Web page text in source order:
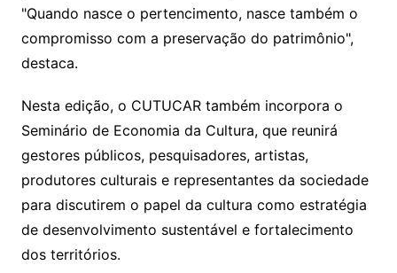
"Quando nasce o pertencimento, nasce também o
compromisso com a preservação do patrimônio",
destaca.
Nesta edição, o CUTUCAR também incorpora o
Seminário de Economia da Cultura, que reunirá
gestores públicos, pesquisadores, artistas,
produtores culturais e representantes da sociedade
para discutirem o papel da cultura como estratégia
de desenvolvimento sustentável e fortalecimento
dos territórios.